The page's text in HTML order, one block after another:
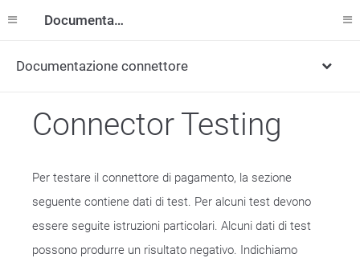
Documentazione
Documentazione connettore
Connector Testing
Per testare il connettore di pagamento, la sezione
seguente contiene dati di test. Per alcuni test devono
essere seguite istruzioni particolari. Alcuni dati di test
possono produrre un risultato negativo. Indichiamo